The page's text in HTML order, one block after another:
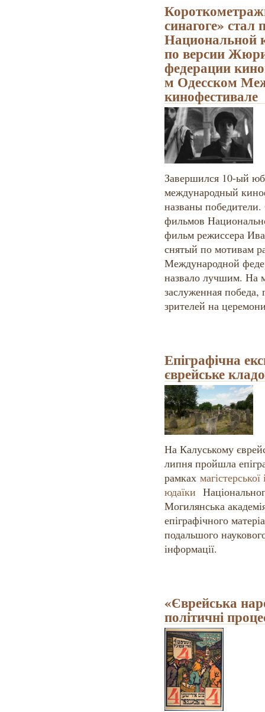
синагоге» стал
Национальной
по версии
федерации
м Одесском
кинофестивале
Завершился 10-ый
международный
названы
фильмов
фильм режиссера
снятый по мотивам
Международной
назвало лучшим. На
заслуженная
зрителей на
Епіграфічна
єврейське
На Калуському
липня пройшла
рамках
юдаїки
Могилянська
епіграфічного
подальшого
інформації.
«Єврейська
політичні